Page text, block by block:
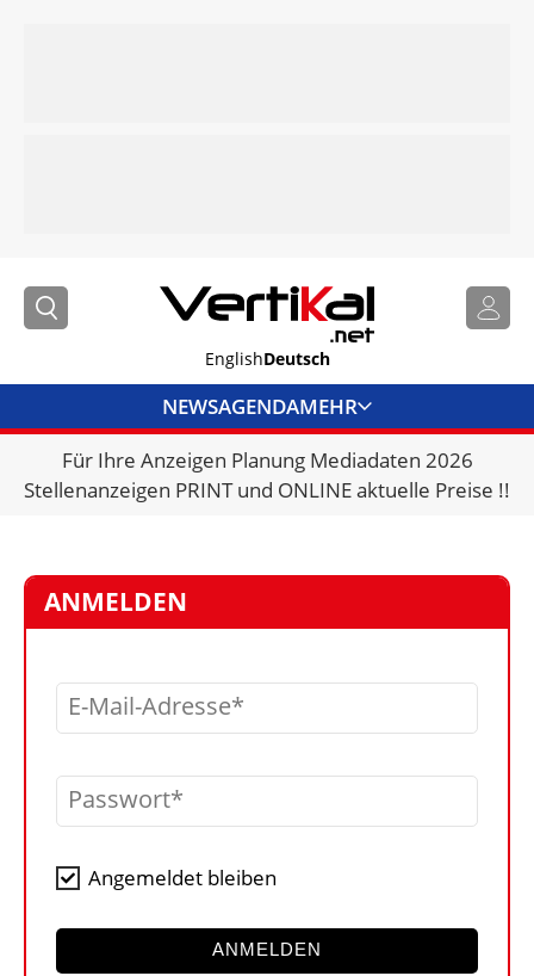
EnglishDeutsch
NEWSAGENDAMEHR
BRANCHENLINKS
VERMIETER
VIDEOS
BIBLIOTHEK
KRAN & BÜHNE
KONTAKT
Für Ihre Anzeigen Planung Mediadaten 2026
Stellenanzeigen PRINT und ONLINE aktuelle Preise !!
ANMELDEN
E-Mail-Adresse
Passwort
Angemeldet bleiben
ANMELDEN